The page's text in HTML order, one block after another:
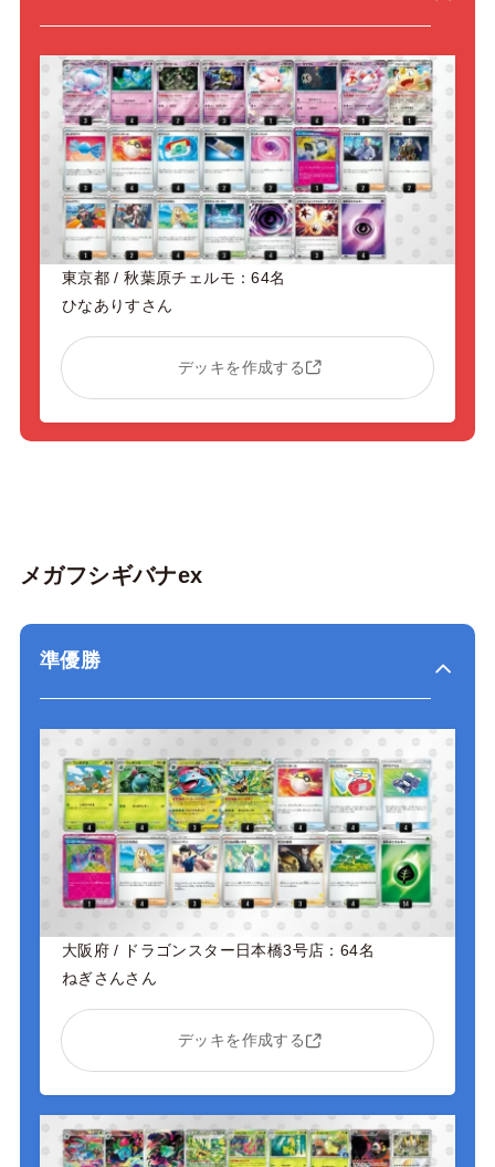
東京都 / 秋葉原チェルモ：64名
ひなありすさん
デッキを作成する
メガフシギバナex
準優勝
大阪府 / ドラゴンスター日本橋3号店：64名
ねぎさんさん
デッキを作成する